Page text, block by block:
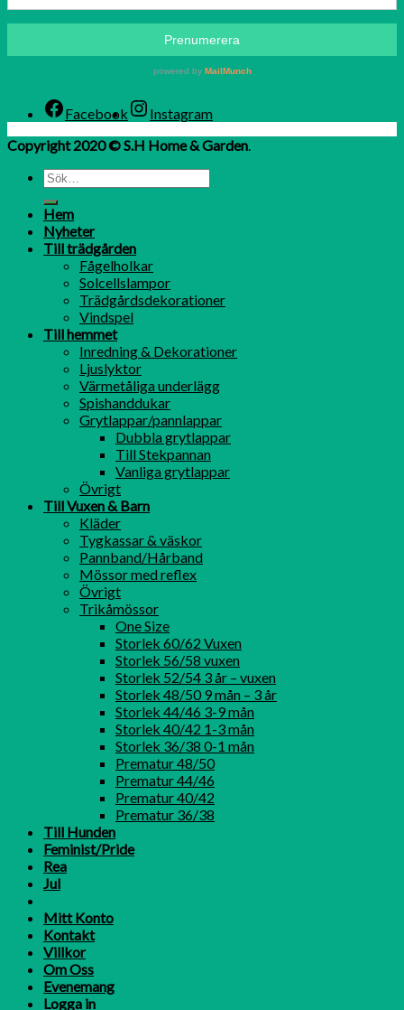
Facebook
Instagram
Copyright 2020 © S.H Home & Garden.
Hem
Nyheter
Till trädgården
Fågelholkar
Solcellslampor
Trädgårdsdekorationer
Vindspel
Till hemmet
Inredning & Dekorationer
Ljuslyktor
Värmetåliga underlägg
Spishanddukar
Grytlappar/pannlappar
Dubbla grytlappar
Till Stekpannan
Vanliga grytlappar
Övrigt
Till Vuxen & Barn
Kläder
Tygkassar & väskor
Pannband/Hårband
Mössor med reflex
Övrigt
Trikåmössor
One Size
Storlek 60/62 Vuxen
Storlek 56/58 vuxen
Storlek 52/54 3 år – vuxen
Storlek 48/50 9 mån – 3 år
Storlek 44/46 3-9 mån
Storlek 40/42 1-3 mån
Storlek 36/38 0-1 mån
Prematur 48/50
Prematur 44/46
Prematur 40/42
Prematur 36/38
Till Hunden
Feminist/Pride
Rea
Jul
Mitt Konto
Kontakt
Villkor
Om Oss
Evenemang
Logga in